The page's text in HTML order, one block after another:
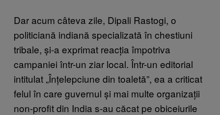
Dar acum câteva zile, Dipali Rastogi, o
politiciană indiană specializată în chestiuni
tribale, și-a exprimat reacția împotriva
campaniei într-un ziar local. Într-un editorial
intitulat „Înțelepciune din toaletă”, ea a criticat
felul în care guvernul și mai multe organizații
non-profit din India s-au căcat pe obiceiurile